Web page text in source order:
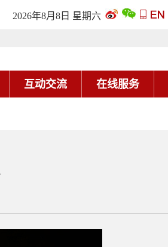
2026年8月8日 星期六
互动交流 在线服务